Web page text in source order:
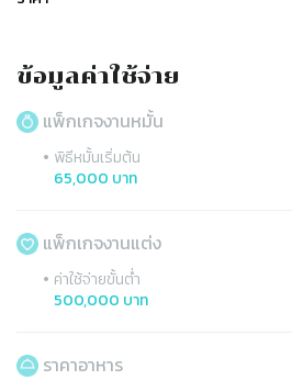
ข้อมูลค่าใช้จ่าย
แพ็กเกจงานหมั้น
• พิธีหมั้นเริ่มต้น
65,000 บาท
แพ็กเกจงานแต่ง
• ค่าใช้จ่ายขั้นต่ำ
500,000 บาท
ราคาอาหาร